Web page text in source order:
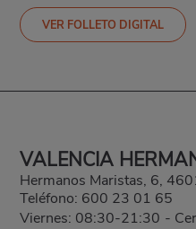
VER FOLLETO DIGITAL
VALENCIA
Hermanos Maristas, 6,
Teléfono: 600 23 01 65
Viernes: 08:30-21:30 -